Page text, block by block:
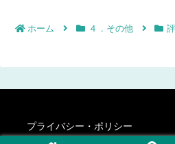
ホーム ４．その他
プライバシー・ポリシー